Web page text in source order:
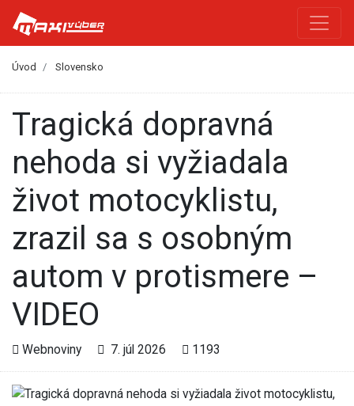
Úvod Slovensko
Tragická dopravná
nehoda si vyžiadala
život motocyklistu,
zrazil sa s osobným
autom v protismere –
VIDEO
Webnoviny 7. júl 2026 1193